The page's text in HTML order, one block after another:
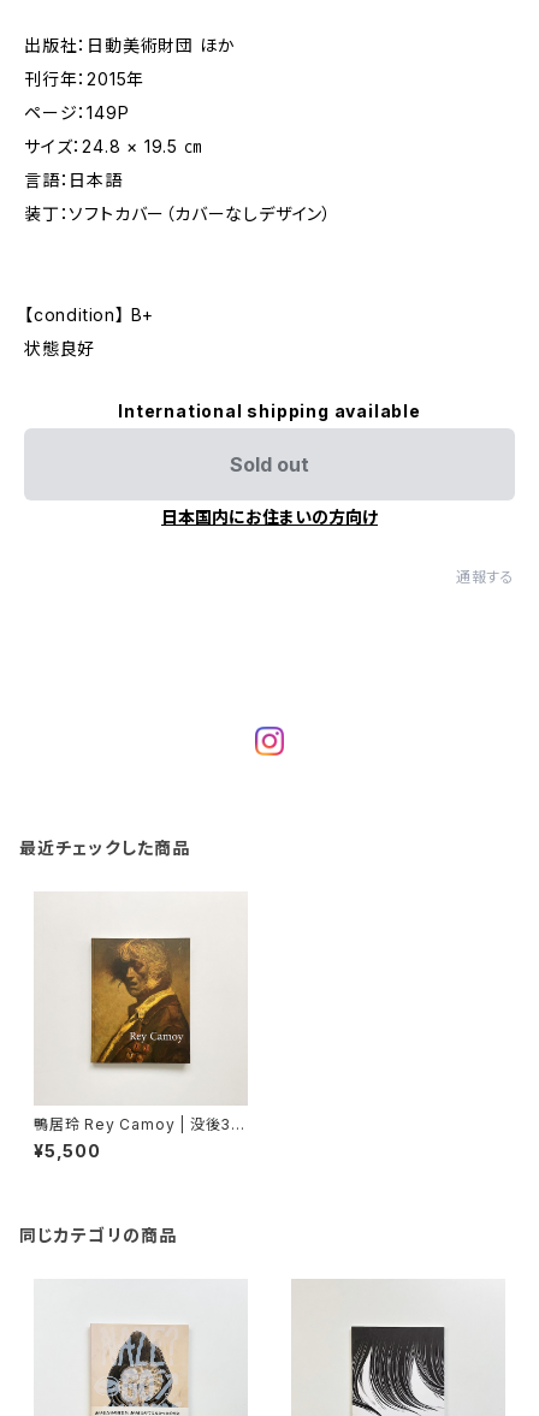
出版社：日動美術財団 ほか
刊行年：2015年
ページ：149P
サイズ：24.8 × 19.5 ㎝
言語：日本語
装丁：ソフトカバー（カバーなしデザイン）
【condition】 B+
状態良好
International shipping available
Sold out
日本国内にお住まいの方向け
通報する
最近チェックした商品
鴨居玲 Rey Camoy | 没後30
年 鴨居玲展 : 踊り候え
¥5,500
同じカテゴリの商品